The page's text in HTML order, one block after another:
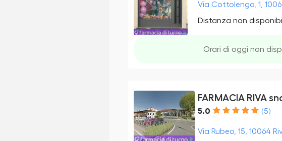
Via Cottolengo, 1,
Distanza non
Orari di oggi non
FARMACIA RIVA
5.0 (5)
Via Rubeo, 15, 10064